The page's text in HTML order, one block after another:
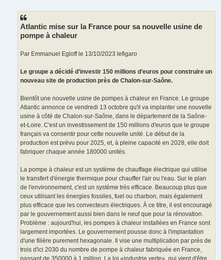
Atlantic mise sur la France pour sa nouvelle usine de
pompe à chaleur
Par Emmanuel Egloff le 13/10/2023 lefigaro
Le groupe a décidé d’investir 150 millions d’euros pour construire un
nouveau site de production près de Chalon-sur-Saône.
Bientôt une nouvelle usine de pompes à chaleur en France. Le groupe
Atlantic annonce ce vendredi 13 octobre qu'il va implanter une nouvelle
usine à côté de Chalon-sur-Saône, dans le département de la Saône-
et-Loire. C'est un investissement de 150 millions d'euros que le groupe
français va consentir pour cette nouvelle unité. Le début de la
production est prévu pour 2025, et, à pleine capacité en 2028, elle doit
fabriquer chaque année 180000 unités.
La pompe à chaleur est un système de chauffage électrique qui utilise
le transfert d'énergie thermique pour chauffer l'air ou l'eau. Sur le plan
de l'environnement, c'est un système très efficace. Beaucoup plus que
ceux utilisant les énergies fossiles, fuel ou charbon, mais également
plus efficace que les convecteurs électriques. À ce titre, il est encouragé
par le gouvernement aussi bien dans le neuf que pour la rénovation.
Problème : aujourd'hui, les pompes à chaleur installées en France sont
largement importées. Le gouvernement pousse donc à l'implantation
d'une filière purement hexagonale. Il vise une multiplication par près de
trois d'ici 2030 du nombre de pompe à chaleur fabriquée en France,
passant de 350000 à 1 million. La loi «industrie verte», qui vient d'être